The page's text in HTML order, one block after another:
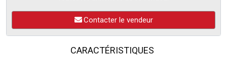
Contacter le vendeur
CARACTÉRISTIQUES